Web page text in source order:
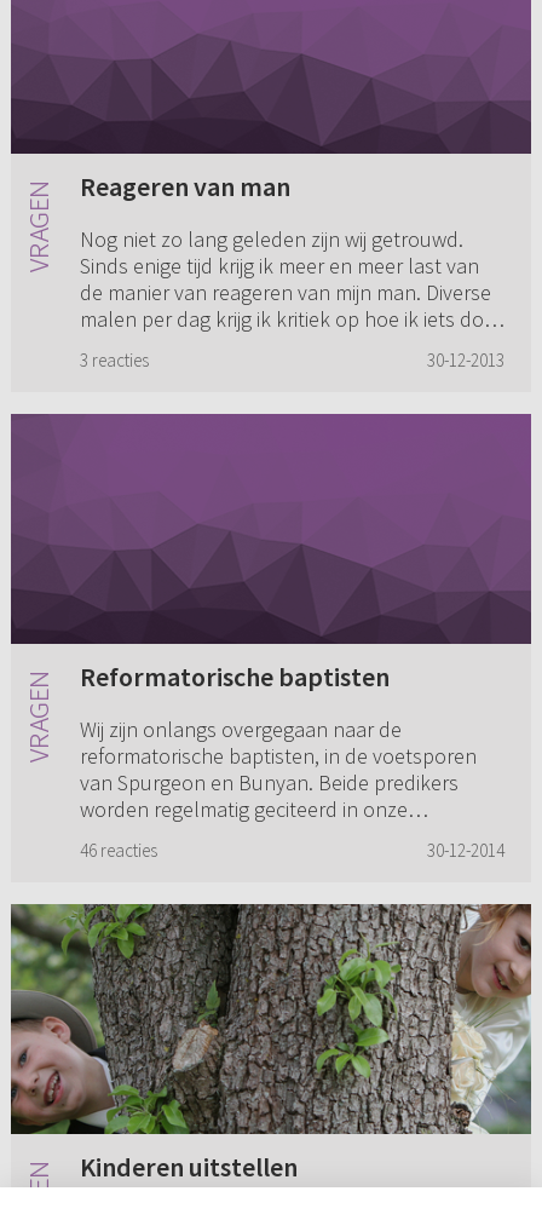
Reageren van man
Nog niet zo lang geleden zijn wij getrouwd.
Sinds enige tijd krijg ik meer en meer last van
de manier van reageren van mijn man. Diverse
malen per dag krijg ik kritiek op hoe ik iets doe
3 reacties 30-12-2013
Reformatorische baptisten
Wij zijn onlangs overgegaan naar de
reformatorische baptisten, in de voetsporen
van Spurgeon en Bunyan. Beide predikers
worden regelmatig geciteerd in onze
we...
46 reacties 30-12-2014
Kinderen uitstellen